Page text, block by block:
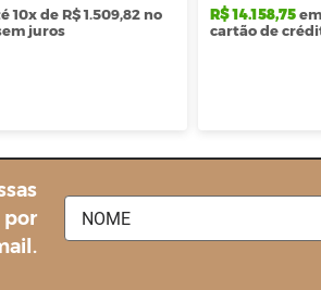
10x de R$ 1.509,82 no
juros
R$ 14.158,75
cartão de
por